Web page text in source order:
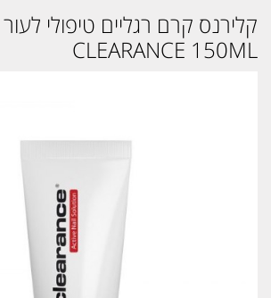
קלירנס קרם רגליים טיפולי
CLEARANCE 150ML